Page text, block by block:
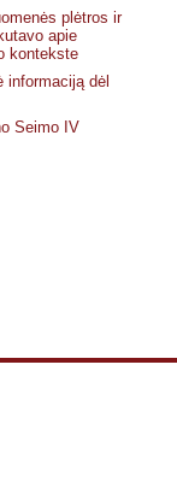
plėtros ir
apie
kontekste
dėl
Seimo IV